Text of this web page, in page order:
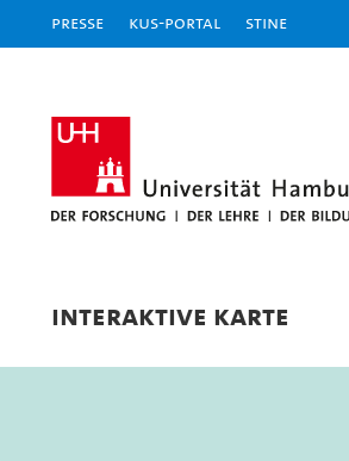
Presse KUS-Portal STiNE
INTERAKTIVE KARTE